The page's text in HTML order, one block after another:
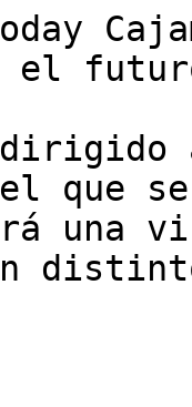
el
el que
una